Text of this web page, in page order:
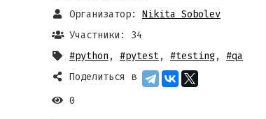
Организатор:
Nikita Sobolev
Участники: 34
#python , #pytest, #testing, #qa
Поделиться в
0